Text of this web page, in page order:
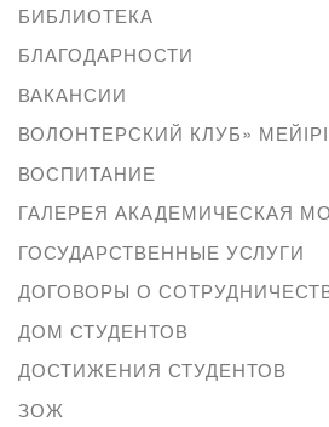
БИБЛИОТЕКА
БЛАГОДАРНОСТИ
ВАКАНСИИ
ВОЛОНТЕРСКИЙ КЛУБ»
ВОСПИТАНИЕ
ГАЛЕРЕЯ АКАДЕМИЧЕСКАЯ
ГОСУДАРСТВЕННЫЕ УСЛУГИ
ДОГОВОРЫ О
ДОМ СТУДЕНТОВ
ДОСТИЖЕНИЯ СТУДЕНТОВ
ЗОЖ